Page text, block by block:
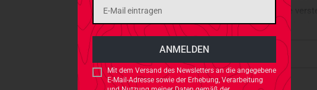
Mit dem Versand des Newsletters an die angegebene
E-Mail-Adresse sowie der Erhebung, Verarbeitung
erhöhte Schnitt bieten eine
Handlungsfähigkeit bei
sicherstellt.
INNOVATIVE FEATURES
Eigenschaften
Verfügbarkeit